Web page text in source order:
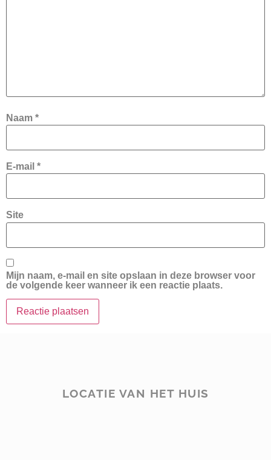
Naam *
E-mail *
Site
Mijn naam, e-mail en site opslaan in deze browser voor
de volgende keer wanneer ik een reactie plaats.
LOCATIE VAN HET HUIS